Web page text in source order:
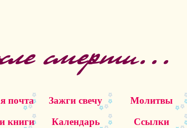
почта Зажги свечу
Молитвы
книги Календарь
Ссылки